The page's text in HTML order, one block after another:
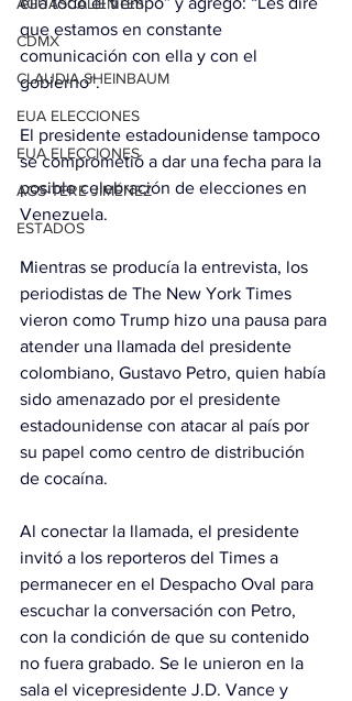
CDMX
CLAUDIA SHEINBAUM
EUA ELECCIONES
EUA ELECCIONES
AGS-TERE JIMÉNEZ
ESTADOS
que estamos en constante
comunicación con ella y con el
gobierno”.
El presidente estadounidense tampoco
se comprometió a dar una fecha para la
posible celebración de elecciones en
Venezuela.
Mientras se producía la entrevista, los
periodistas de The New York Times
vieron como Trump hizo una pausa para
atender una llamada del presidente
colombiano, Gustavo Petro, quien había
sido amenazado por el presidente
estadounidense con atacar al país por
su papel como centro de distribución
de cocaína.
Al conectar la llamada, el presidente
invitó a los reporteros del Times a
permanecer en el Despacho Oval para
escuchar la conversación con Petro,
con la condición de que su contenido
no fuera grabado. Se le unieron en la
sala el vicepresidente J.D. Vance y